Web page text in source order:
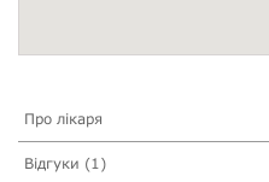
Про лікаря
Відгуки (1)